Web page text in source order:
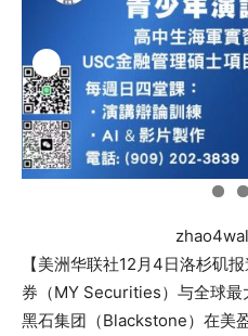
【美洲华联社12月4日洛杉矶
券（MY Securities）与全球
黑石集团（Blackstone）在美